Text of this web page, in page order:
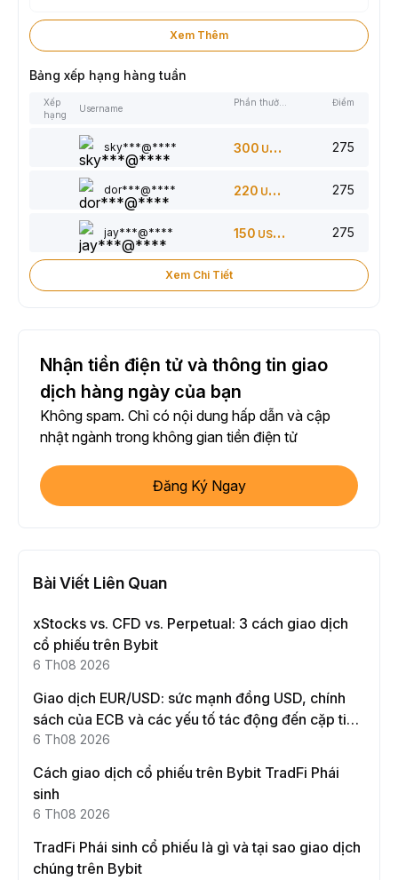
Xem Thêm
Bảng xếp hạng hàng tuần
Xếp
hạng
Username
Phần thưởng Điểm
sky***@**** 300 USDT 275
dor***@**** 220 USDT 275
jay***@**** 150 USDT 275
Xem Chi Tiết
Nhận tiền điện tử và thông tin giao
dịch hàng ngày của bạn
Không spam. Chỉ có nội dung hấp dẫn và cập
nhật ngành trong không gian tiền điện tử
Đăng Ký Ngay
Bài Viết Liên Quan
xStocks vs. CFD vs. Perpetual: 3 cách giao dịch
cổ phiếu trên Bybit
6 Th08 2026
Giao dịch EUR/USD: sức mạnh đồng USD, chính
sách của ECB và các yếu tố tác động đến cặp tiền
này
6 Th08 2026
Cách giao dịch cổ phiếu trên Bybit TradFi Phái
sinh
6 Th08 2026
TradFi Phái sinh cổ phiếu là gì và tại sao giao dịch
chúng trên Bybit